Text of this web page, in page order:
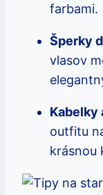
farbami.
Šperky
vlasov
Kabelky
outfitu
krásnou